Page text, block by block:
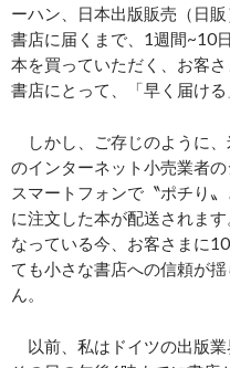
ーハン、日本出版販売（日
書店に届くまで、1週間~10
本を買っていただく、お客
書店にとって、「早く届ける
しかし、ご存じのように、
のインターネット小売業者
スマートフォンで〝ポチり
に注文した本が配送されま
なっている今、お客さまに
ても小さな書店への信頼が
ん。
以前、私はドイツの出版業